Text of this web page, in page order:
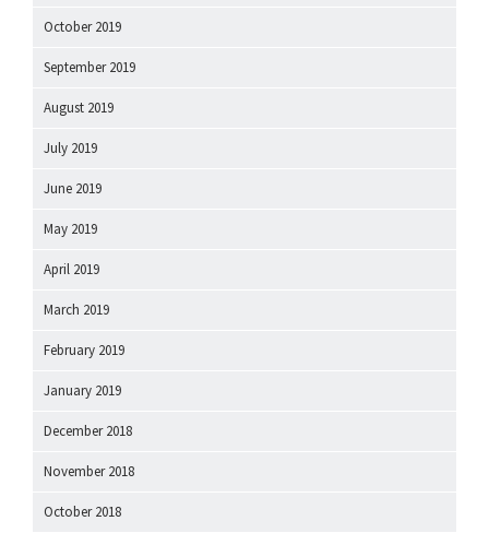
October 2019
September 2019
August 2019
July 2019
June 2019
May 2019
April 2019
March 2019
February 2019
January 2019
December 2018
November 2018
October 2018